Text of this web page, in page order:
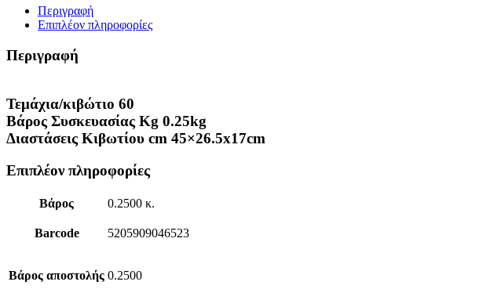
BHT7302
ποσότητα
Περιγραφή
Επιπλέον πληροφορίες
Περιγραφή
Τεμάχια/κιβώτιο 60
Βάρος Συσκευασίας Kg 0.25kg
Διαστάσεις Κιβωτίου cm 45×26.5x17cm
Επιπλέον πληροφορίες
Βάρος 0.2500 κ.
Barcode 5205909046523
Βάρος αποστολής 0.2500